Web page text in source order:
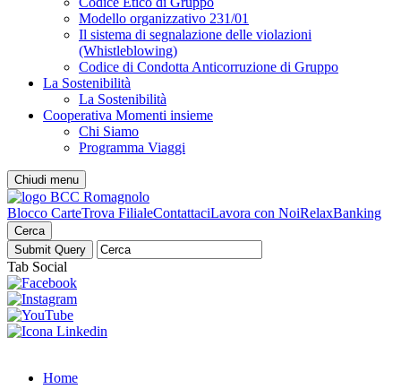
Modello organizzativo 231/01
Il sistema di segnalazione delle violazioni
(Whistleblowing)
Codice di Condotta Anticorruzione di Gruppo
La Sostenibilità
La Sostenibilità
Cooperativa Momenti insieme
Chi Siamo
Programma Viaggi
Chiudi menu
Blocco CarteTrova FilialeContattaciLavora con NoiRelaxBanking
Cerca
Tab Social
Home